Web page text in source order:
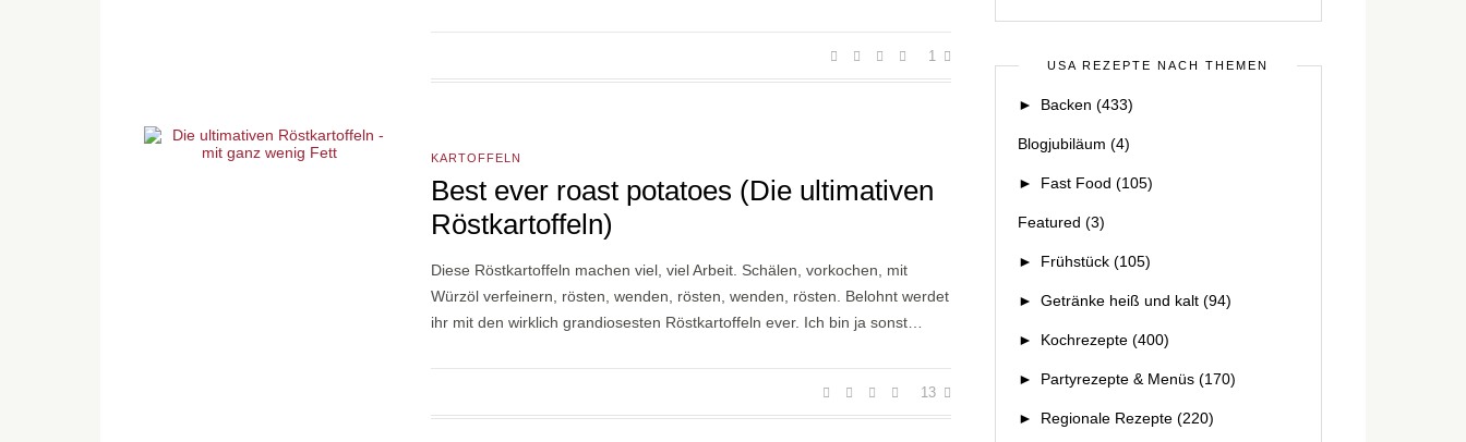
1
KARTOFFELN
Best ever roast potatoes (Die ultimativen
Röstkartoffeln)
Diese Röstkartoffeln machen viel, viel Arbeit. Schälen, vorkochen, mit
Würzöl verfeinern, rösten, wenden, rösten, wenden, rösten. Belohnt werdet
ihr mit den wirklich grandiosesten Röstkartoffeln ever. Ich bin ja sonst…
13
USA REZEPTE NACH THEMEN
► Backen (433)
Blogjubiläum (4)
► Fast Food (105)
Featured (3)
► Frühstück (105)
► Getränke heiß und kalt (94)
► Kochrezepte (400)
► Partyrezepte & Menüs (170)
► Regionale Rezepte (220)